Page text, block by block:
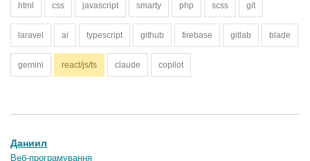
html css javascript smarty php scss git
laravel ai typescript github firebase gitlab blade
gemini react/js/ts claude copilot
Даниил
Веб-програмування